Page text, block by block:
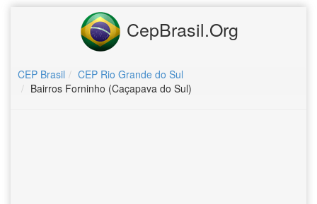
CepBrasil.Org
CEP Brasil
CEP Rio Grande do Sul
Bairros Forninho (Caçapava do Sul)